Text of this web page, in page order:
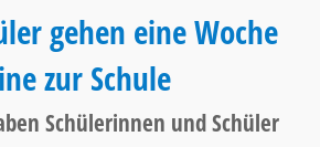
gehen eine Woche
zur Schule
Schülerinnen und Schüler